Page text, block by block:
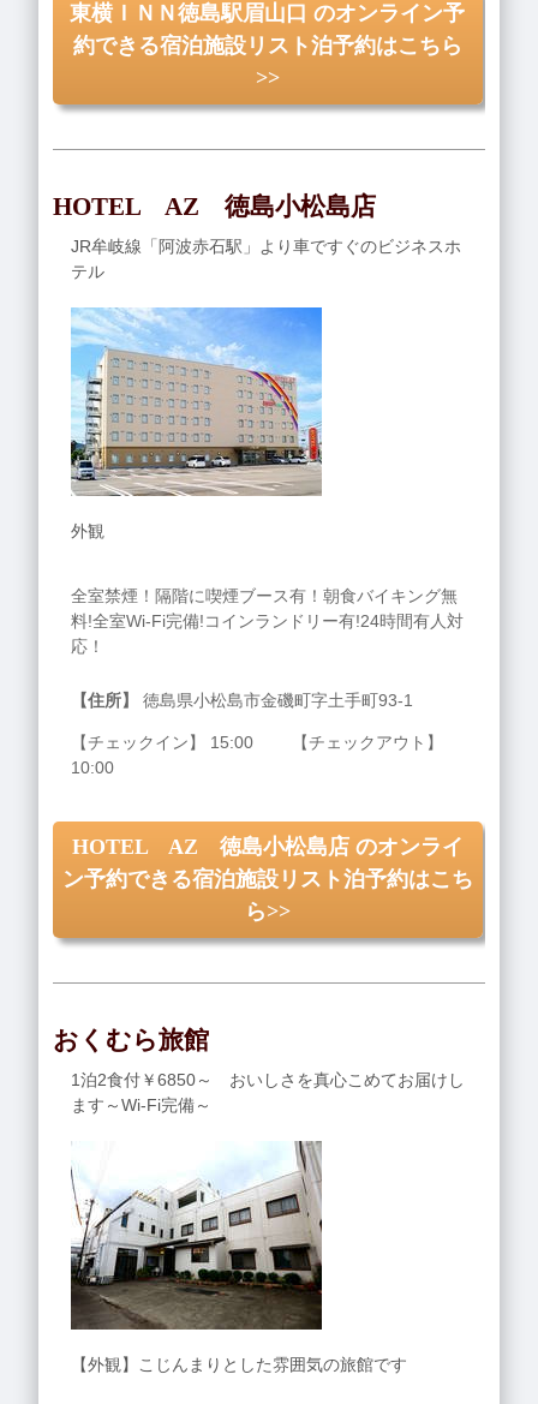
東横ＩＮＮ徳島駅眉山口 のオンライン予
約できる宿泊施設リスト泊予約はこちら
>>
HOTEL AZ 徳島小松島店
JR牟岐線「阿波赤石駅」より車ですぐのビジネスホ
テル
外観
全室禁煙！隔階に喫煙ブース有！朝食バイキング無
料!全室Wi-Fi完備!コインランドリー有!24時間有人対
応！
【住所】 徳島県小松島市金磯町字土手町93-1
【チェックイン】 15:00 【チェックアウト】
10:00
HOTEL AZ 徳島小松島店 のオンライ
ン予約できる宿泊施設リスト泊予約はこち
ら>>
おくむら旅館
1泊2食付￥6850～ おいしさを真心こめてお届けし
ます～Wi-Fi完備～
【外観】こじんまりとした雰囲気の旅館です